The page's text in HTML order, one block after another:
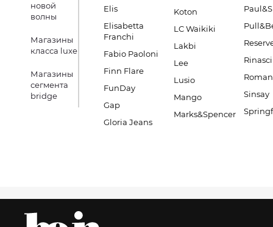
новой
волны
Магазины
класса luxe
Магазины
сегмента
bridge
Elis
Elisabetta
Franchi
Fabio Paoloni
Finn Flare
FunDay
Gap
Gloria Jeans
Koton
LC Waikiki
Lakbi
Lee
Lusio
Mango
Marks&Spencer
Sinsay